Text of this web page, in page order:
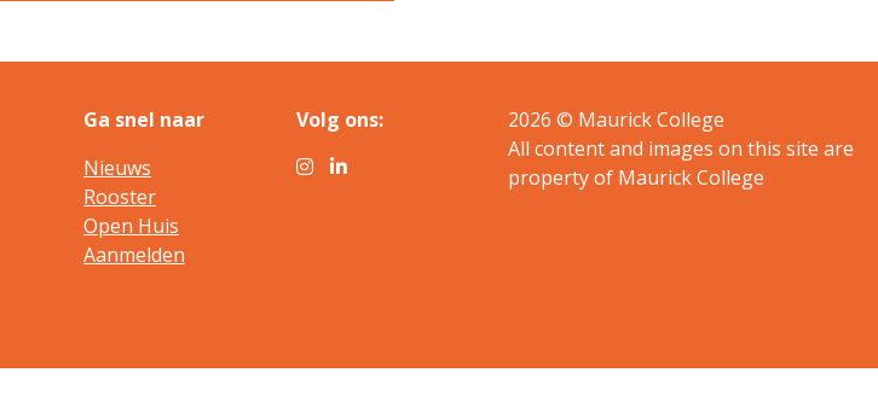
Ga snel naar
Nieuws
Rooster
Open Huis
Aanmelden
Volg ons:
2026 © Maurick College
All content and images on this site are
property of Maurick College